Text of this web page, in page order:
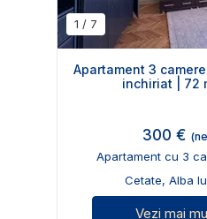
1 / 7
Apartament 3
inchiriat | 72
300 €
Apartament cu 3
Cetate, Alba
Vezi mai